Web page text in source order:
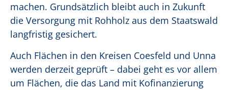
machen. Grundsätzlich bleibt auch in Zukunft
die Versorgung mit Rohholz aus dem Staatswald
langfristig gesichert.
Auch Flächen in den Kreisen Coesfeld und Unna
werden derzeit geprüft – dabei geht es vor allem
um Flächen, die das Land mit Kofinanzierung